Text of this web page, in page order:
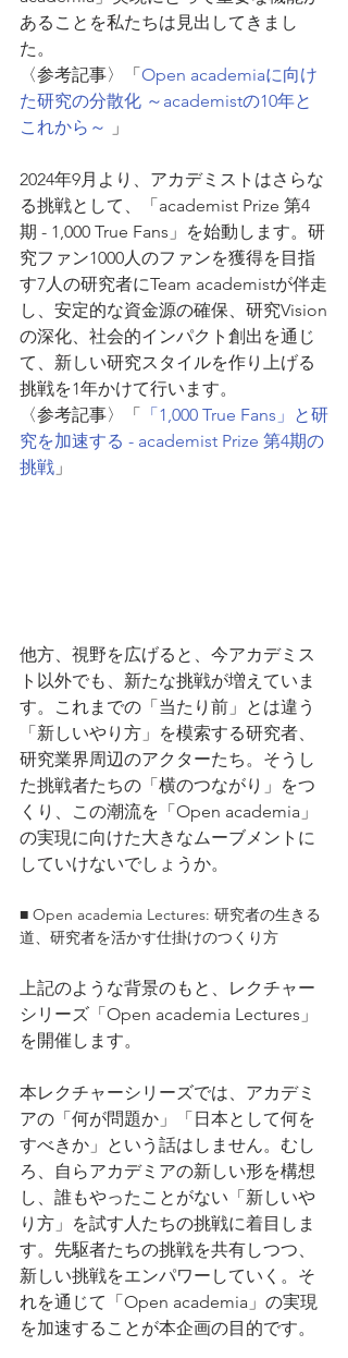
あることを私たちは見出してきまし
た。
〈参考記事〉「Open academiaに向け
た研究の分散化 ～academistの10年と
これから～
」
2024年9月より、アカデミストはさらな
る挑戦として、「academist Prize 第4
期 - 1,000 True Fans」を始動します。研
究ファン1000人のファンを獲得を目指
す7人の研究者にTeam academistが伴走
し、安定的な資金源の確保、研究Vision
の深化、社会的インパクト創出を通じ
て、新しい研究スタイルを作り上げる
挑戦を1年かけて行います。
〈参考記事〉「 「1,000 True Fans」と研
究を加速する - academist Prize 第4期の
挑戦 」
他方、視野を広げると、今アカデミス
ト以外でも、新たな挑戦が増えていま
す。これまでの「当たり前」とは違う
「新しいやり方」を模索する研究者、
研究業界周辺のアクターたち。そうし
た挑戦者たちの「横のつながり」をつ
くり、この潮流を「Open academia」
の実現に向けた大きなムーブメントに
していけないでしょうか。
■ Open academia Lectures: 研究者の生きる
道、研究者を活かす仕掛けのつくり方
上記のような背景のもと、レクチャー
シリーズ「Open academia Lectures」
を開催します。
本レクチャーシリーズでは、アカデミ
アの「何が問題か」「日本として何を
すべきか」という話はしません。むし
ろ、自らアカデミアの新しい形を構想
し、誰もやったことがない「新しいや
り方」を試す人たちの挑戦に着目しま
す。先駆者たちの挑戦を共有しつつ、
新しい挑戦をエンパワーしていく。そ
れを通じて「Open academia」の実現
を加速することが本企画の目的です。